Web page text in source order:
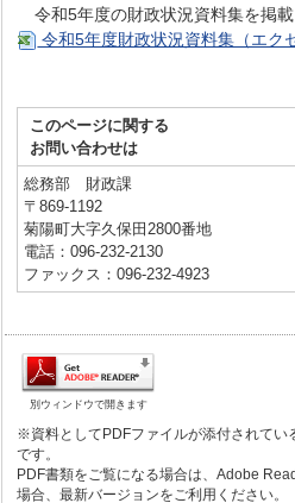
令和5年度の財政状況資料集を掲載
令和5年度財政状況資料集（エ
このページに関する
お問い合わせは
総務部 財政課
〒869-1192
菊陽町大字久保田2800番地
電話：096-232-2130
ファックス：096-232-4923
別ウィンドウで開きます
※資料としてPDFファイルが添付されてい
です。
PDF書類をご覧になる場合は、Adobe
場合、最新バージョンをご利用ください。